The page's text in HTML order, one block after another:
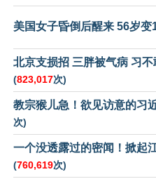
美国女子昏倒后醒来 56岁变
北京支损招 三胖被气病 习
(823,017次)
教宗猴儿急！欲见访意的习
次)
一个没透露过的密闻！掀起
(760,619次)